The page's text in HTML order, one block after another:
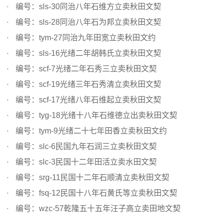
编号：sls-30同治八年石维方立卖秋田文契
编号：sls-28同治八年石为邦立卖秋田文契
编号：tym-27同治九年田宽立卖秋田文约
编号：sls-16光绪二年胡韩氏立卖秋田文契
编号：scf-7光绪二年石秀三立卖秋田文契
编号：scf-19光绪三年石秀清立卖秋田文契
编号：scf-17光绪八年石维起立卖秋田文契
编号：tyg-18光绪十八年石维德立出卖秋田文契
编号：tym-9光绪二十七年田香立卖秋田文约
编号：slc-6民国九年石润三立卖秋田文契
编号：slc-3民国十二年田活立卖水田文契
编号：srg-11民国十二年石顺清立卖秋田文契
编号：fsq-12民国十八年石黄氏等立卖秋田文契
编号：wzc-57乾隆五十五年汪子高立卖田地文契